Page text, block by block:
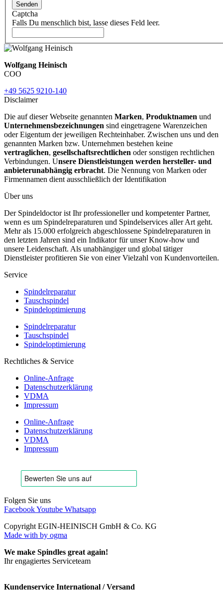
Senden
Captcha
Falls Du menschlich bist, lasse dieses Feld leer.
Wolfgang Heinisch
COO
+49 5625 9210-140
Disclaimer
Die auf dieser Webseite genannten Marken, Produktnamen und
Unternehmensbezeichnungen sind eingetragene Warenzeichen
oder Eigentum der jeweiligen Rechteinhaber. Zwischen uns und den
genannten Marken bzw. Unternehmen bestehen keine
vertraglichen, gesellschaftsrechtlichen oder sonstigen rechtlichen
Verbindungen. Unsere Dienstleistungen werden hersteller- und
anbieterunabhängig erbracht. Die Nennung von Marken oder
Firmennamen dient ausschließlich der Identifikation
Über uns
Der Spindeldoctor ist Ihr professioneller und kompetenter Partner,
wenn es um Spindelreparaturen und Spindelservices aller Art geht.
Mehr als 15.000 erfolgreich abgeschlossene Spindelreparaturen in
den letzten Jahren sind ein Indikator für unser Know-how und
unsere Leidenschaft. Als unabhängiger und global tätiger
Dienstleister profitieren Sie von einer Vielzahl von Kundenvorteilen.
Service
Spindelreparatur
Tauschspindel
Spindeloptimierung
Spindelreparatur
Tauschspindel
Spindeloptimierung
Rechtliches & Service
Online-Anfrage
Datenschutzerklärung
VDMA
Impressum
Online-Anfrage
Datenschutzerklärung
VDMA
Impressum
Folgen Sie uns
FacebookYoutube Whatsapp
Copyright EGIN-HEINISCH GmbH & Co. KG
Made with by ogma
We make Spindles great again!
Ihr engagiertes Serviceteam
Kundenservice International / Versand